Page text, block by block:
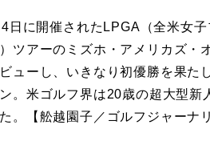
に開催されたLPGA（全米女子
ツアーのミズホ・アメリカズ・
ューし、いきなり初優勝を果た
。米ゴルフ界は20歳の超大型新
。【舩越園子／ゴルフジャーナ